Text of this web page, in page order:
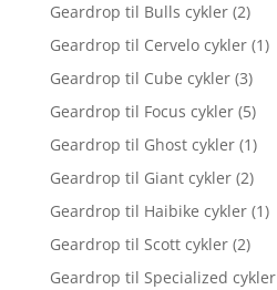
Geardrop til Bulls cykler (2)
Geardrop til Cervelo cykler (1)
Geardrop til Cube cykler (3)
Geardrop til Focus cykler (5)
Geardrop til Ghost cykler (1)
Geardrop til Giant cykler (2)
Geardrop til Haibike cykler (1)
Geardrop til Scott cykler (2)
Geardrop til Specialized cykler